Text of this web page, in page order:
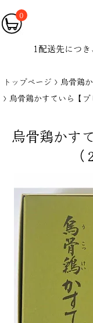
0
1配送先につ
トップページ 烏骨鶏
烏骨鶏かすていら【
烏骨鶏かす